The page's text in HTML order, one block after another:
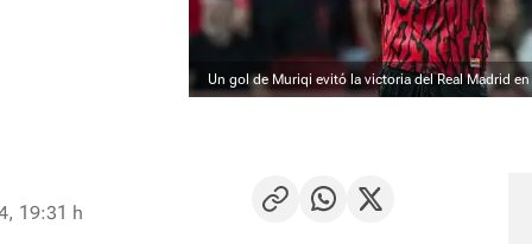
Un gol de Muriqi evitó la victoria del Real Madrid
19:31 h